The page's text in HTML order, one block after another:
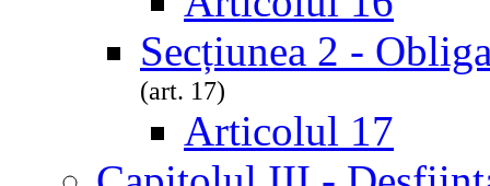
Secțiunea 2 -
(art. 17)
Articolul 17